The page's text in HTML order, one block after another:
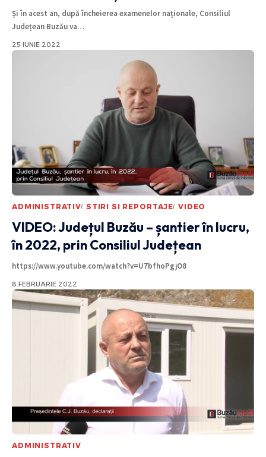
Și în acest an, după încheierea examenelor naționale, Consiliul
Județean Buzău va…
25 IUNIE 2022
ADMINISTRATIV STIRI SI REPORTAJE VIDEO
VIDEO: Județul Buzău – șantier în lucru,
în 2022, prin Consiliul Județean
https://www.youtube.com/watch?v=U7bfhoPgjO8
8 FEBRUARIE 2022
ADMINISTRATIV